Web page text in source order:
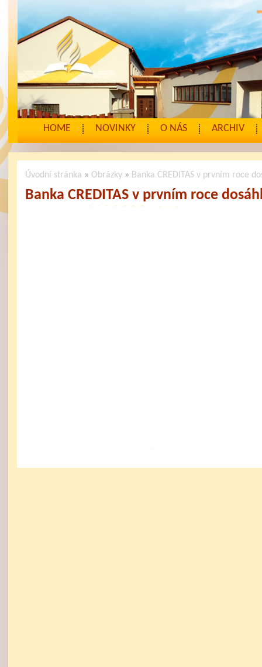
HOME NOVINKY O NÁS ARCHIV
Úvodní stránka » Obrázky » Banka CREDITAS v prvním roce
Banka CREDITAS v prvním roce